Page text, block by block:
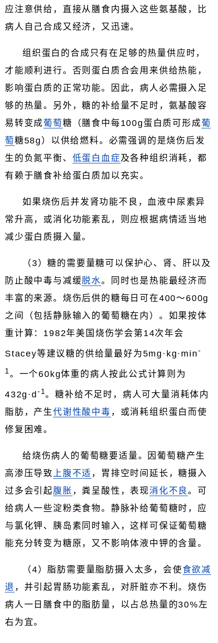
应注意供给，直接从膳食内摄入这些氨基酸，比
病人自己合成又经济，又迅速。
组织蛋白的合成只有在足够的热量供应时，
才能顺利进行。否则蛋白质合会用来供给热能，
影响蛋白质的正常功能。因此，病人必需摄入足
够的热量。另外，糖的补给量不足时，氨基酸容
易转变成葡萄糖（膳食中每100g蛋白质可形成葡
萄糖58g）以供给燃料。必需强调的是烧伤后发
生的负氮平衡、 低蛋白血症 及各种组织消耗，都
有赖于膳食补给蛋白质加以充实。
如果烧伤后并发肾功能不良，血液中尿素异
常升高，或消化功能紊乱，则应根据病情适当地
减少蛋白质摄入量。
（3）糖的需要量糖可以保护心、肾、肝以及
防止酸中毒与减缓脱水。同时也是热能最经济而
丰富的来源。烧伤后供的糖每日可在400～600g
之间（包括静脉输入的葡萄糖在内）。如果按体
重计算：1982年美国烧伤学会第14次年会
Stacey等建议糖的供给量最好为5mg·kg·min-
1。一个60kg体重的病人按此公式计算则为
432g·d -1。糖补给不足时，病人可大量消耗体内
脂肪，产生代谢性酸中毒 ，或消耗组织蛋白而使
修复困难。
给烧伤病人的葡萄糖要适量。因葡萄糖产生
高渗压导致上腹不适 ，胃排空时间延长，糖摄入
过多会引起腹胀 ，粪呈酸性，表现消化不良。可
给病人一些淀粉类食物。静脉补给葡萄糖时，应
与氯化钾、胰岛素同时输入，这样可保证葡萄糖
能充分转变为糖原，又不影响体液中钾的含量。
（4）脂肪需要量脂肪摄入太多，会使食欲减
退 ，并引起胃肠功能紊乱，对肝脏亦不利。烧伤
病人一日膳食中的脂肪量，以占总热量的30%左
右为宜。